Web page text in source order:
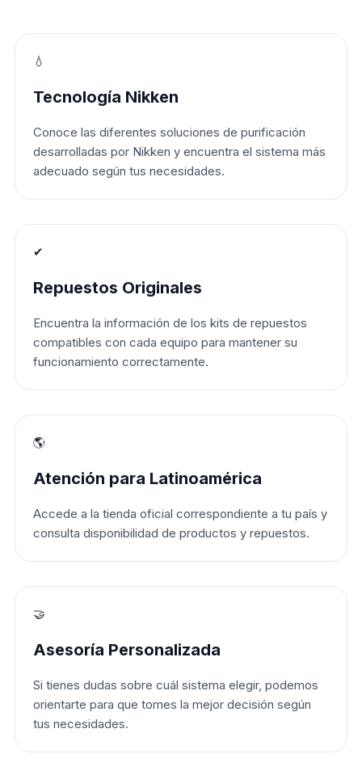
💧
Tecnología Nikken
Conoce las diferentes soluciones de purificación
desarrolladas por Nikken y encuentra el sistema más
adecuado según tus necesidades.
✔
Repuestos Originales
Encuentra la información de los kits de repuestos
compatibles con cada equipo para mantener su
funcionamiento correctamente.
🌎
Atención para Latinoamérica
Accede a la tienda oficial correspondiente a tu país y
consulta disponibilidad de productos y repuestos.
🤝
Asesoría Personalizada
Si tienes dudas sobre cuál sistema elegir, podemos
orientarte para que tomes la mejor decisión según
tus necesidades.